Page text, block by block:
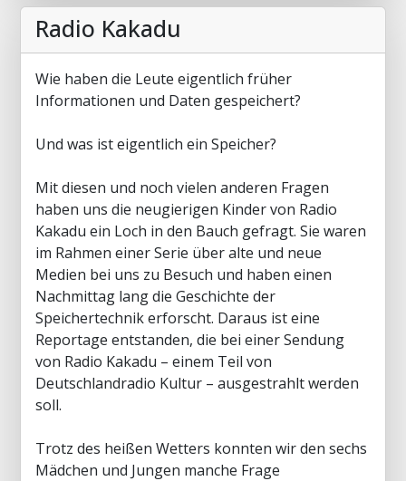
Radio Kakadu
Wie haben die Leute eigentlich früher
Informationen und Daten gespeichert?
Und was ist eigentlich ein Speicher?
Mit diesen und noch vielen anderen Fragen
haben uns die neugierigen Kinder von Radio
Kakadu ein Loch in den Bauch gefragt. Sie waren
im Rahmen einer Serie über alte und neue
Medien bei uns zu Besuch und haben einen
Nachmittag lang die Geschichte der
Speichertechnik erforscht. Daraus ist eine
Reportage entstanden, die bei einer Sendung
von Radio Kakadu – einem Teil von
Deutschlandradio Kultur – ausgestrahlt werden
soll.
Trotz des heißen Wetters konnten wir den sechs
Mädchen und Jungen manche Frage